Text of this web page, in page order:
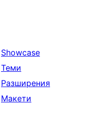
Showcase
Теми
Разширения
Макети